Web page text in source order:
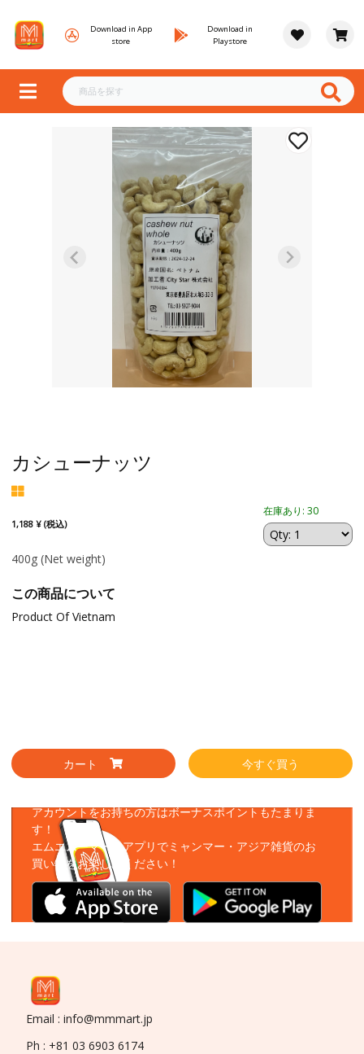
Download in App
store
Download in
Playstore
カシューナッツ
1,188 ¥ (税込)
在庫あり: 30
400g (Net weight)
この商品について
Product Of Vietnam
カート 今すぐ買う
アカウントをお持ちの方はボーナスポイントもたまりま
す！
エムエムーマートアプリでミャンマー・アジア雑貨のお
買い物をお楽しみください！
Email : info@mmmart.jp
Ph : +81 03 6903 6174